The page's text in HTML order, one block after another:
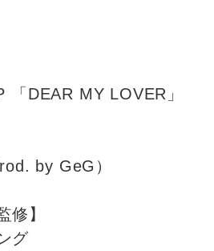
DEAR MY LOVER」
by GeG）
修】
グ